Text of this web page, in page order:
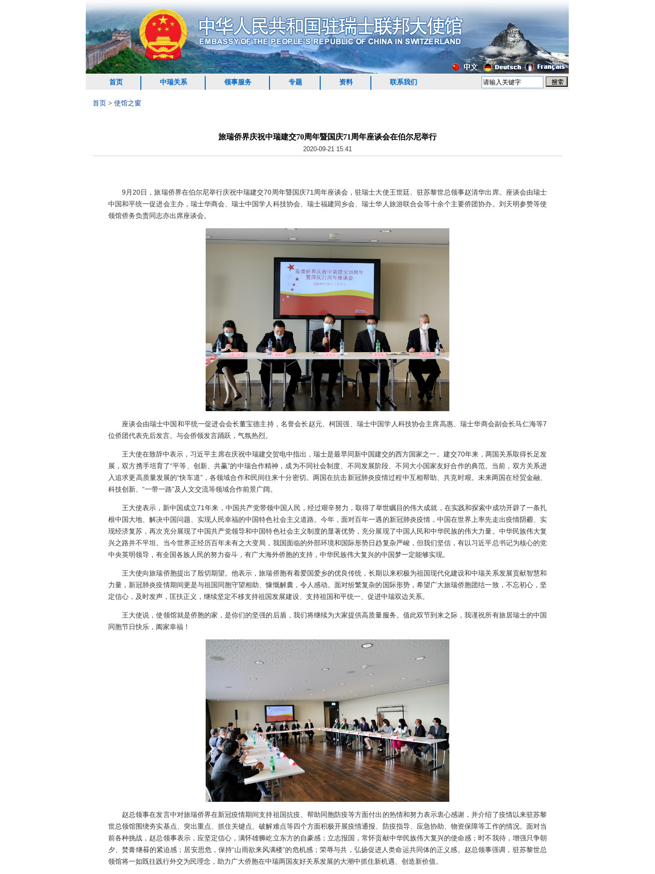
首页 中瑞关系 领事服务 专题 资料 联系我们
首页 > 使馆之窗
旅瑞侨界庆祝中瑞建交70周年暨国庆71周年座谈会在伯尔尼举行
2020-09-21 15:41
9月20日，旅瑞侨界在伯尔尼举行庆祝中瑞建交70周年暨国庆71周年座谈会，驻瑞士大使王世廷、驻苏黎世总领事赵清华出席。座谈会由瑞士
中国和平统一促进会主办，瑞士华商会、瑞士中国学人科技协会、瑞士福建同乡会、瑞士华人旅游联合会等十余个主要侨团协办。刘天明参赞等使
领馆侨务负责同志亦出席座谈会。
座谈会由瑞士中国和平统一促进会会长董宝德主持，名誉会长赵元、柯国强、瑞士中国学人科技协会主席高惠、瑞士华商会副会长马仁海等7
位侨团代表先后发言。与会侨领发言踊跃，气氛热烈。
王大使在致辞中表示，习近平主席在庆祝中瑞建交贺电中指出，瑞士是最早同新中国建交的西方国家之一。建交70年来，两国关系取得长足发
展，双方携手培育了“平等、创新、共赢”的中瑞合作精神，成为不同社会制度、不同发展阶段、不同大小国家友好合作的典范。当前，双方关系进
入追求更高质量发展的“快车道”，各领域合作和民间往来十分密切。两国在抗击新冠肺炎疫情过程中互相帮助、共克时艰。未来两国在经贸金融、
科技创新、“一带一路”及人文交流等领域合作前景广阔。
王大使表示，新中国成立71年来，中国共产党带领中国人民，经过艰辛努力，取得了举世瞩目的伟大成就，在实践和探索中成功开辟了一条扎
根中国大地、解决中国问题、实现人民幸福的中国特色社会主义道路。今年，面对百年一遇的新冠肺炎疫情，中国在世界上率先走出疫情阴霾、实
现经济复苏，再次充分展现了中国共产党领导和中国特色社会主义制度的显著优势，充分展现了中国人民和中华民族的伟大力量。中华民族伟大复
兴之路并不平坦。当今世界正经历百年未有之大变局，我国面临的外部环境和国际形势日趋复杂严峻，但我们坚信，有以习近平总书记为核心的党
中央英明领导，有全国各族人民的努力奋斗，有广大海外侨胞的支持，中华民族伟大复兴的中国梦一定能够实现。
王大使向旅瑞侨胞提出了殷切期望。他表示，旅瑞侨胞有着爱国爱乡的优良传统，长期以来积极为祖国现代化建设和中瑞关系发展贡献智慧和
力量，新冠肺炎疫情期间更是与祖国同胞守望相助、慷慨解囊，令人感动。面对纷繁复杂的国际形势，希望广大旅瑞侨胞团结一致，不忘初心，坚
定信心，及时发声，匡扶正义，继续坚定不移支持祖国发展建设、支持祖国和平统一、促进中瑞双边关系。
王大使说，使领馆就是侨胞的家，是你们的坚强的后盾，我们将继续为大家提供高质量服务。值此双节到来之际，我谨祝所有旅居瑞士的中国
同胞节日快乐，阖家幸福！
赵总领事在发言中对旅瑞侨界在新冠疫情期间支持祖国抗疫、帮助同胞防疫等方面付出的热情和努力表示衷心感谢，并介绍了疫情以来驻苏黎
世总领馆围绕夯实基点、突出重点、抓住关键点、破解难点等四个方面积极开展疫情通报、防疫指导、应急协助、物资保障等工作的情况。面对当
前各种挑战，赵总领事表示，应坚定信心，满怀雄狮屹立东方的自豪感；立志报国，常怀贡献中华民族伟大复兴的使命感；时不我待，增强只争朝
夕、焚膏继晷的紧迫感；居安思危，保持“山雨欲来风满楼”的危机感；荣辱与共，弘扬促进人类命运共同体的正义感。赵总领事强调，驻苏黎世总
领馆将一如既往践行外交为民理念，助力广大侨胞在中瑞两国友好关系发展的大潮中抓住新机遇、创造新价值。